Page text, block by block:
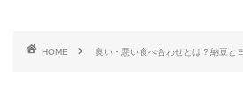
HOME 良い・悪い食べ合わせとは？納豆と